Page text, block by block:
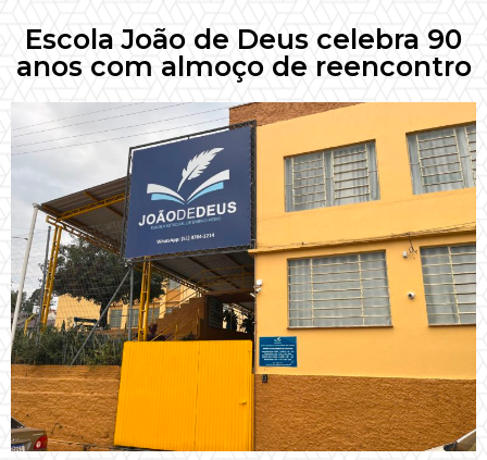
Escola João de Deus celebra 90
anos com almoço de reencontro